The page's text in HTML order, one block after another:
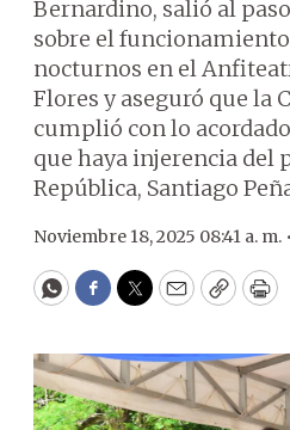
Bernardino, salió al
sobre el
nocturnos en el
Flores y aseguró que la
cumplió con lo
que haya injerencia del
República, Santiago
Noviembre 18, 2025 08:41 a. m. •
WhatsApp
Facebook
Twitter
EmailCopy